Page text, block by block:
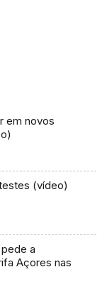
em novos
(vídeo)
a
Açores nas